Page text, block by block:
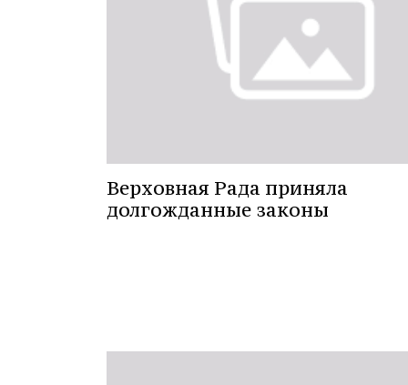
Верховная Рада приняла
долгожданные законы